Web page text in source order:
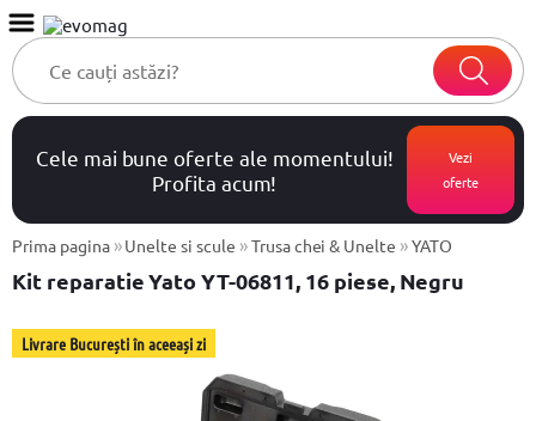
Cele mai bune oferte ale momentului!
Profita acum!
Vezi
oferte
Prima pagina »Unelte si scule »Trusa chei & Unelte »YATO
Kit reparatie Yato YT-06811, 16 piese, Negru
Livrare București în aceeași zi